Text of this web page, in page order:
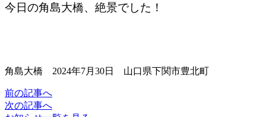
今日の角島大橋、絶景でした！
角島大橋 2024年7月30日 山口県下関市豊北町
前の記事へ
次の記事へ